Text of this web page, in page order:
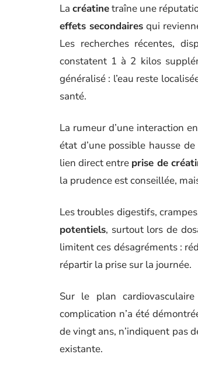
Lacréatinetraîne une
effets secondairesqui
Les recherches récentes,
constatent 1 à 2 kilos
généralisé : l’eau reste
santé.
La rumeur d’une interaction
état d’une possible hausse
lien direct entre prise de
la prudence est conseillée,
Les troubles digestifs,
potentiels, surtout lors de
limitent ces désagréments :
répartir la prise sur la journée.
Sur le plan
complication n’a été
de vingt ans, n’indiquent pas
existante.